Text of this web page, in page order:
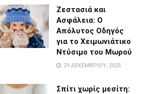
Ζεστασιά και
Ασφάλεια: Ο
Απόλυτος Οδηγός
για το Χειμωνιάτικο
Ντύσιμο του Μωρού
29 ΔΕΚΕΜΒΡΊΟΥ, 2025
Σπίτι χωρίς μεσίτη: